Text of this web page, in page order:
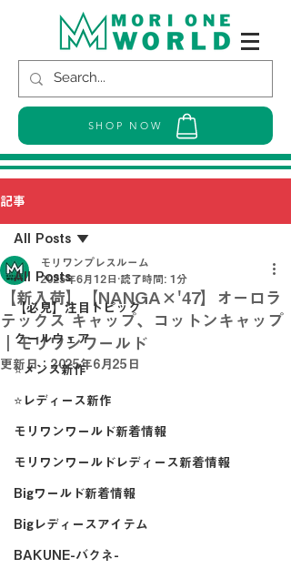
SHOP NOW
記事
All Posts
【必見】注目トピック
クールウェア
⭐メンズ新作
⭐レディース新作
モリワンワールド新着情報
モリワンワールドレディース新着情報
Bigワールド新着情報
Bigレディースアイテム
BAKUNE-バクネ-
All Posts
【新入荷】【NANGA×'47】オーロラ
テックス キャップ、コットンキャップ
｜モリワンワールド
モリワンプレスルーム
2025年6月12日 読了時間: 1分
更新日： 2025年6月25日